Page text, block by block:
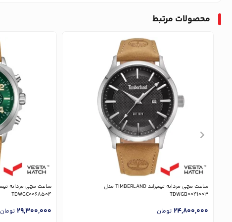
محصولات مرتبط
ساعت مچی مردانه تیمبرلند TIMBERLAND مدل
TDWGB0041003
24,800,000 تومان
TDWGC0068504
29,300,000 تومان